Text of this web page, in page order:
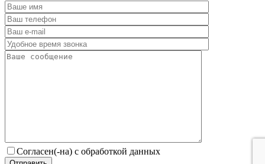
Согласен(-на) с обработкой данных